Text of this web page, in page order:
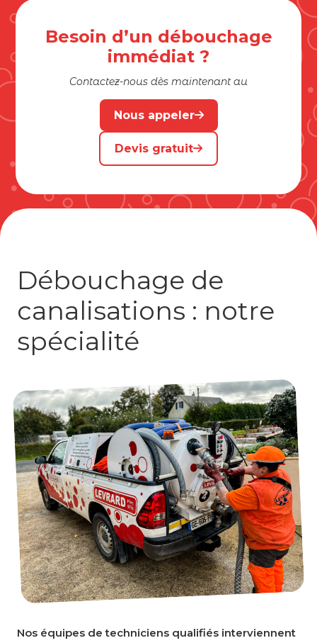
Besoin d’un débouchage
immédiat ?
Contactez-nous dès maintenant au
Nous appeler
Devis gratuit
Débouchage de
canalisations : notre
spécialité
Nos équipes de techniciens qualifiés interviennent